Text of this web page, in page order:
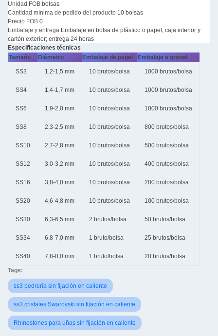
Unidad FOB bolsas
Cantidad mínima de pedido del producto 10 bolsas
Precio FOB 0
Embalaje y entrega Embalaje en bolsa de plástico o papel, caja interior y
cartón exterior; entrega 24 horas
Especificaciones técnicas
Tamaño
Diámetro Embalaje de papel Embalaje a granel
SS3 1,2-1,5 mm 10 brutos/bolsa 1000 brutos/bolsa
SS4 1,4-1,7 mm 10 brutos/bolsa 1000 brutos/bolsa
SS6 1,9-2,0 mm 10 brutos/bolsa 1000 brutos/bolsa
SS8 2,3-2,5 mm 10 brutos/bolsa 800 brutos/bolsa
SS10 2,7-2,8 mm 10 brutos/bolsa 500 brutos/bolsa
SS12 3,0-3,2 mm 10 brutos/bolsa 400 brutos/bolsa
SS16 3,8-4,0 mm 10 brutos/bolsa 200 brutos/bolsa
SS20 4,6-4,8 mm 10 brutos/bolsa 100 brutos/bolsa
SS30 6,3-6,5 mm 2 brutos/bolsa 50 brutos/bolsa
SS34 6,8-7,0 mm 1 bruto/bolsa 25 brutos/bolsa
SS40 7,8-8,0 mm 1 bruto/bolsa 20 brutos/bolsa
Tags:
ss3 pedrería sin fijación en caliente
ss3 cristales Swarovski sin fijación en caliente
Rhinestones para uñas sin fijación en caliente